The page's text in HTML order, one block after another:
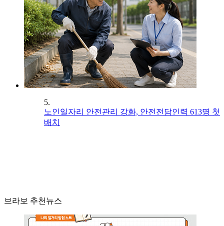
5.
노인일자리 안전관리 강화, 안전전담인력 613명 첫
배치
브라보 추천뉴스